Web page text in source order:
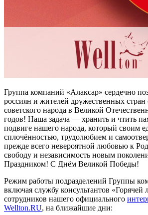
Группа компаний «Алаксар» сердечно
россиян и жителей дружественных
советского народа в Великой
годов! Наша задача — хранить и чтить
подвиге нашего народа, который своим
сплочённостью, трудолюбием и
прежде всего невероятной любовью к
свободу и независимость новым
Праздником! С Днём Великой Победы!
Режим работы подразделений Группы
включая службу консультантов
сотрудников нашего официального
Wellton.RU, на ближайшие дни: